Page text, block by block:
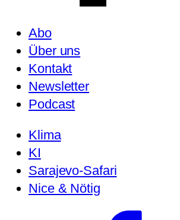
Abo
Über uns
Kontakt
Newsletter
Podcast
Klima
KI
Sarajevo-Safari
Nice & Nötig